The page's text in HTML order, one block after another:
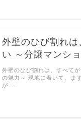
外壁のひび割れ
い ～分譲マンシ
外壁のひび割れは、すべて
の魅力～ 現地に着いて、ま
が …